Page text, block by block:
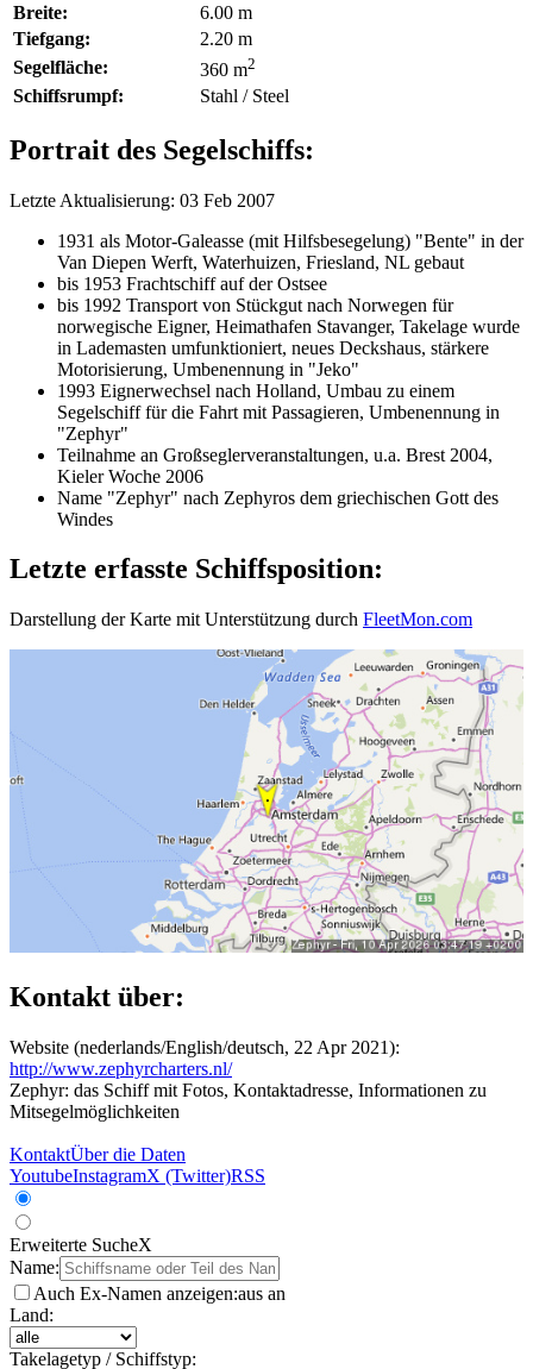
Breite:
6.00 m
Tiefgang:
2.20 m
Segelfläche:
360 m2
Schiffsrumpf: Stahl / Steel
Portrait des Segelschiffs:
Letzte Aktualisierung: 03 Feb 2007
1931 als Motor-Galeasse (mit Hilfsbesegelung) "Bente" in der
Van Diepen Werft, Waterhuizen, Friesland, NL gebaut
bis 1953 Frachtschiff auf der Ostsee
bis 1992 Transport von Stückgut nach Norwegen für
norwegische Eigner, Heimathafen Stavanger, Takelage wurde
in Lademasten umfunktioniert, neues Deckshaus, stärkere
Motorisierung, Umbenennung in "Jeko"
1993 Eignerwechsel nach Holland, Umbau zu einem
Segelschiff für die Fahrt mit Passagieren, Umbenennung in
"Zephyr"
Teilnahme an Großseglerveranstaltungen, u.a. Brest 2004,
Kieler Woche 2006
Name "Zephyr" nach Zephyros dem griechischen Gott des
Windes
Letzte erfasste Schiffsposition:
Darstellung der Karte mit Unterstützung durch FleetMon.com
Kontakt über:
Website (nederlands/English/deutsch, 22 Apr 2021):
http://www.zephyrcharters.nl/
Zephyr: das Schiff mit Fotos, Kontaktadresse, Informationen zu
Mitsegelmöglichkeiten
KontaktÜber die Daten
YoutubeInstagramX (Twitter)RSS
Erweiterte SucheX
Name:
Auch Ex-Namen anzeigen:aus an
Land:
Takelagetyp / Schiffstyp: